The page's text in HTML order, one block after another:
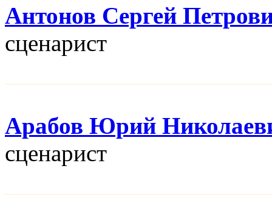
Антонов Сергей
сценарист
Арабов Юрий
сценарист